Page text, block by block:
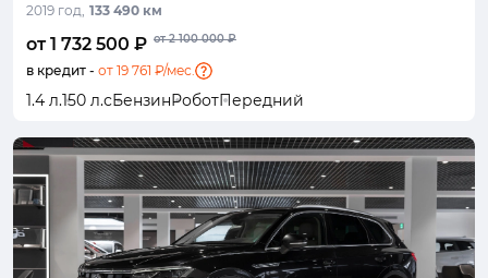
2019 год, 133 490 км
от 1 732 500 ₽ от 2 100 000 ₽
в кредит - от 19 761 ₽/мес.
1.4 л.150 л.сБензинРоботПередний